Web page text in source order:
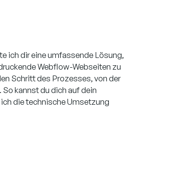
ich dir eine umfassende Lösung,
Webflow-Webseiten zu
Schritt des Prozesses, von der
kannst du dich auf dein
die technische Umsetzung